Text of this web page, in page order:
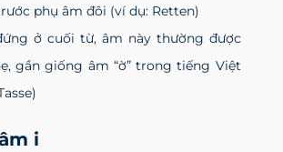
phụ âm đôi (ví dụ: Retten)
ở cuối từ, âm này thường được
gần giống âm “ờ” trong tiếng Việt
i